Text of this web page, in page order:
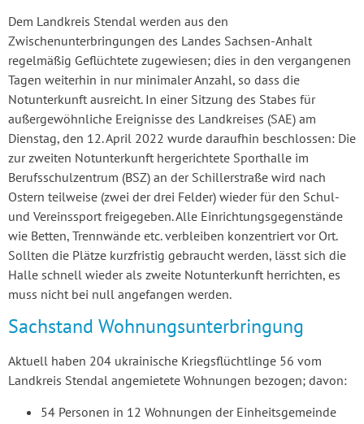
Dem Landkreis Stendal werden aus den
Zwischenunterbringungen des Landes Sachsen-Anhalt
regelmäßig Geflüchtete zugewiesen; dies in den vergangenen
Tagen weiterhin in nur minimaler Anzahl, so dass die
Notunterkunft ausreicht. In einer Sitzung des Stabes für
außergewöhnliche Ereignisse des Landkreises (SAE) am
Dienstag, den 12. April 2022 wurde daraufhin beschlossen: Die
zur zweiten Notunterkunft hergerichtete Sporthalle im
Berufsschulzentrum (BSZ) an der Schillerstraße wird nach
Ostern teilweise (zwei der drei Felder) wieder für den Schul-
und Vereinssport freigegeben. Alle Einrichtungsgegenstände
wie Betten, Trennwände etc. verbleiben konzentriert vor Ort.
Sollten die Plätze kurzfristig gebraucht werden, lässt sich die
Halle schnell wieder als zweite Notunterkunft herrichten, es
muss nicht bei null angefangen werden.
Sachstand Wohnungsunterbringung
Aktuell haben 204 ukrainische Kriegsflüchtlinge 56 vom
Landkreis Stendal angemietete Wohnungen bezogen; davon:
54 Personen in 12 Wohnungen der Einheitsgemeinde